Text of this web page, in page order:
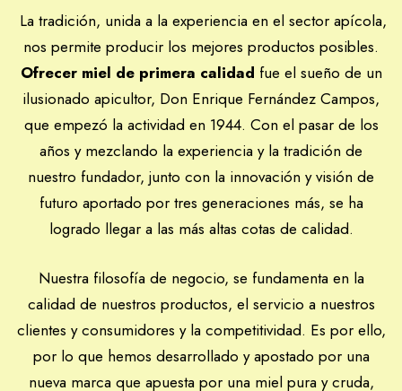
La tradición, unida a la experiencia en el sector apícola,
nos permite producir los mejores productos posibles.
Ofrecer miel de primera calidad fue el sueño de un
ilusionado apicultor, Don Enrique Fernández Campos,
que empezó la actividad en 1944. Con el pasar de los
años y mezclando la experiencia y la tradición de
nuestro fundador, junto con la innovación y visión de
futuro aportado por tres generaciones más, se ha
logrado llegar a las más altas cotas de calidad.
Nuestra filosofía de negocio, se fundamenta en la
calidad de nuestros productos, el servicio a nuestros
clientes y consumidores y la competitividad. Es por ello,
por lo que hemos desarrollado y apostado por una
nueva marca que apuesta por una miel pura y cruda,